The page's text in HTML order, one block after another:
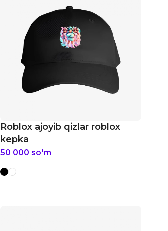
Roblox ajoyib qizlar roblox
kepka
50 000 so'm